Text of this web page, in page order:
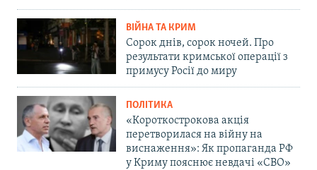
ВІЙНА ТА КРИМ
Сорок днів, сорок ночей. Про
результати кримської операції з
примусу Росії до миру
ПОЛІТИКА
«Короткострокова акція
перетворилася на війну на
виснаження»: Як пропаганда РФ
у Криму пояснює невдачі «СВО»